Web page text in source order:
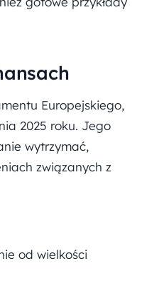
Europejskiego,
2025 roku. Jego
wytrzymać,
związanych z
od wielkości